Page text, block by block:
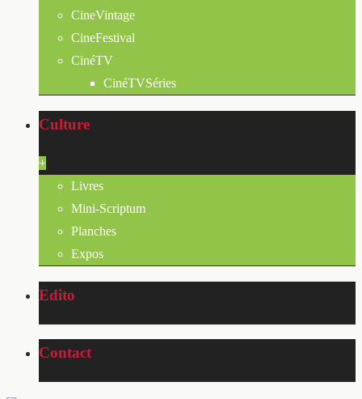
CineVintage
CineFestival
CinéTV
CinéTVSéries
Culture
+
Livres
Mini-Scriptum
Planches
Expos
Edito
Contact